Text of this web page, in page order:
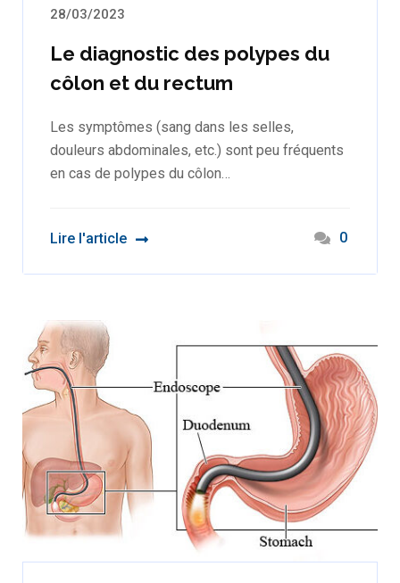
28/03/2023
Le diagnostic des polypes du
côlon et du rectum
Les symptômes (sang dans les selles,
douleurs abdominales, etc.) sont peu fréquents
en cas de polypes du côlon…
Lire l'article 0